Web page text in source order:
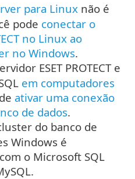
para Linux não é
pode conectar o
no Linux ao
no Windows.
ESET PROTECT e
em computadores
ativar uma conexão
de dados.
do banco de
Windows é
o Microsoft SQL